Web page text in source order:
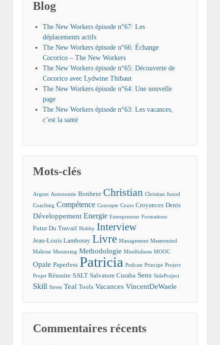
Blog
The New Workers épisode n°67: Les
déplacements actifs
The New Workers épisode n°66: Échange
Cocorico – The New Workers
The New Workers épisode n°65: Découverte de
Cocorico avec Lydwine Thibaut
The New Workers épisode n°64: Une nouvelle
page
The New Workers épisode n°63: Les vacances,
c’est la santé
Mots-clés
Argent Autonomie Bonheur Christian Christian Junod
Coaching Compétence Concepte Cours Croyances Denis
Développement Energie Entrepreneur Formations
Futur Du Travail Hobby Interview
Jean-Louis Lamboray Livre Management Mastermind
Maîtrise Mentoring Methodologie Mindfulness MOOC
Opale Paperless Patricia Podcast Principe Project
Projet Réussite SALT Salvatore Curaba Sens SideProject
Skill Stress Teal Tools Vacances VincentDeWaele
Commentaires récents